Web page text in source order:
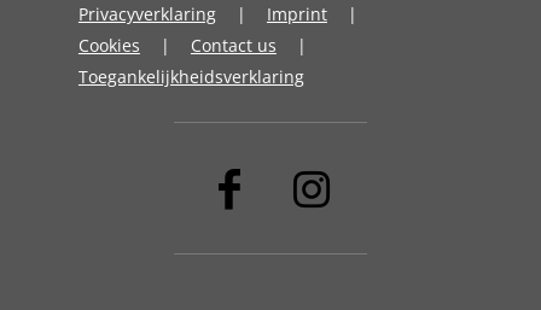
Privacyverklaring
Imprint
Cookies
Contact us
Toegankelijkheidsverklaring